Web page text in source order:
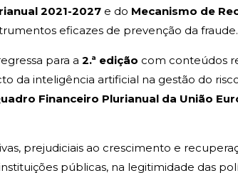
2021-2027 e do Mecanismo de
eficazes de prevenção da fraude.
para a 2.ª edição com conteúdos
da inteligência artificial na gestão do
Financeiro Plurianual da União
prejudiciais ao crescimento e
públicas, na legitimidade das